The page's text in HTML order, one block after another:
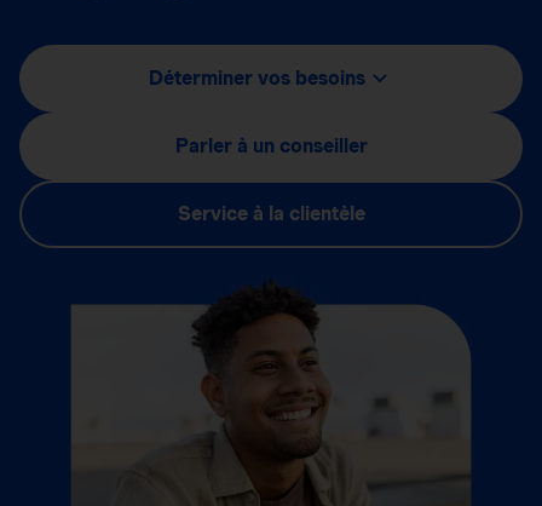
Déterminer vos besoins
Parler à un conseiller
Service à la clientèle